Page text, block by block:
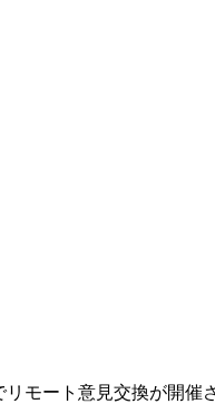
モート意見交換が開催